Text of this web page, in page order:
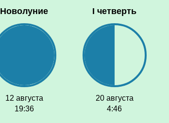
Новолуние
12 августа
19:36
I четверть
20 августа
4:46